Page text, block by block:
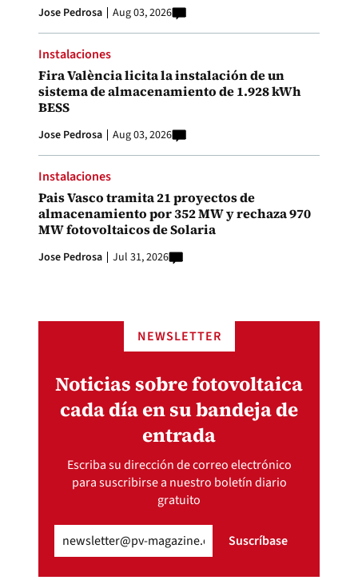
Jose Pedrosa Aug 03, 2026
Instalaciones
Fira València licita la instalación de un
sistema de almacenamiento de 1.928 kWh
BESS
Jose Pedrosa Aug 03, 2026
Instalaciones
Pais Vasco tramita 21 proyectos de
almacenamiento por 352 MW y rechaza 970
MW fotovoltaicos de Solaria
Jose Pedrosa Jul 31, 2026
NEWSLETTER
Noticias sobre fotovoltaica
cada día en su bandeja de
entrada
Escriba su dirección de correo electrónico
para suscribirse a nuestro boletín diario
gratuito
(Obligatorio) Suscríbase